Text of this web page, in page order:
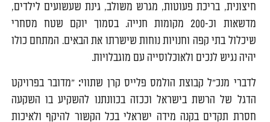
חיצונית, בריכת פעוטות, מגרש משולב, גינת שעשועים לילדים,
מדשאות וכ-200 מקומות חנייה. בסמוך יוקם שטח מסחרי
שיכלול בתי קפה וחנויות נוחות שישרתו את הבאים. המתחם כולו
יהיה נגיש לנכים ולאוכלוסייה עם מוגבלויות.
לדברי מנכ"ל קבוצת הולמס פלייס קרן שתווי: "מדובר בפרויקט
הדגל של הרשת בישראל וככזה בכוונתנו להשקיע בו השקעה
חסרת תקדים בקנה מידה ישראלי בכל הקשור להיקף ולאיכות